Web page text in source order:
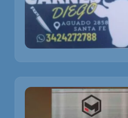
INTERNACIONAL